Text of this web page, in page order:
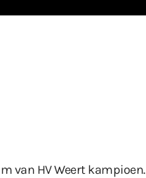
van HV Weert kampioen.